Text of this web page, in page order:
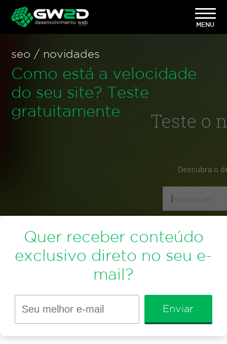
seo / novidades
Como está a velocidade
do seu site? Teste
gratuitamente
Quer receber conteúdo
exclusivo direto no seu e-
mail?
Enviar